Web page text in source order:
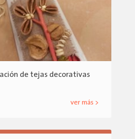
de tejas decorativas
ver más >